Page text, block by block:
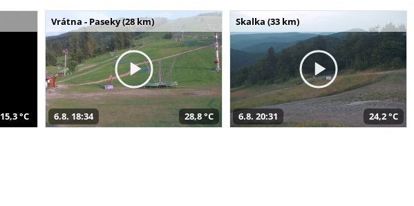
15,3 °C
Vrátna - Paseky (28 km)
6.8. 18:34 28,8 °C
Skalka (33 km)
6.8. 20:31 24,2 °C